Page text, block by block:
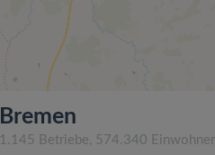
Bremen
1.145 Betriebe, 574.340